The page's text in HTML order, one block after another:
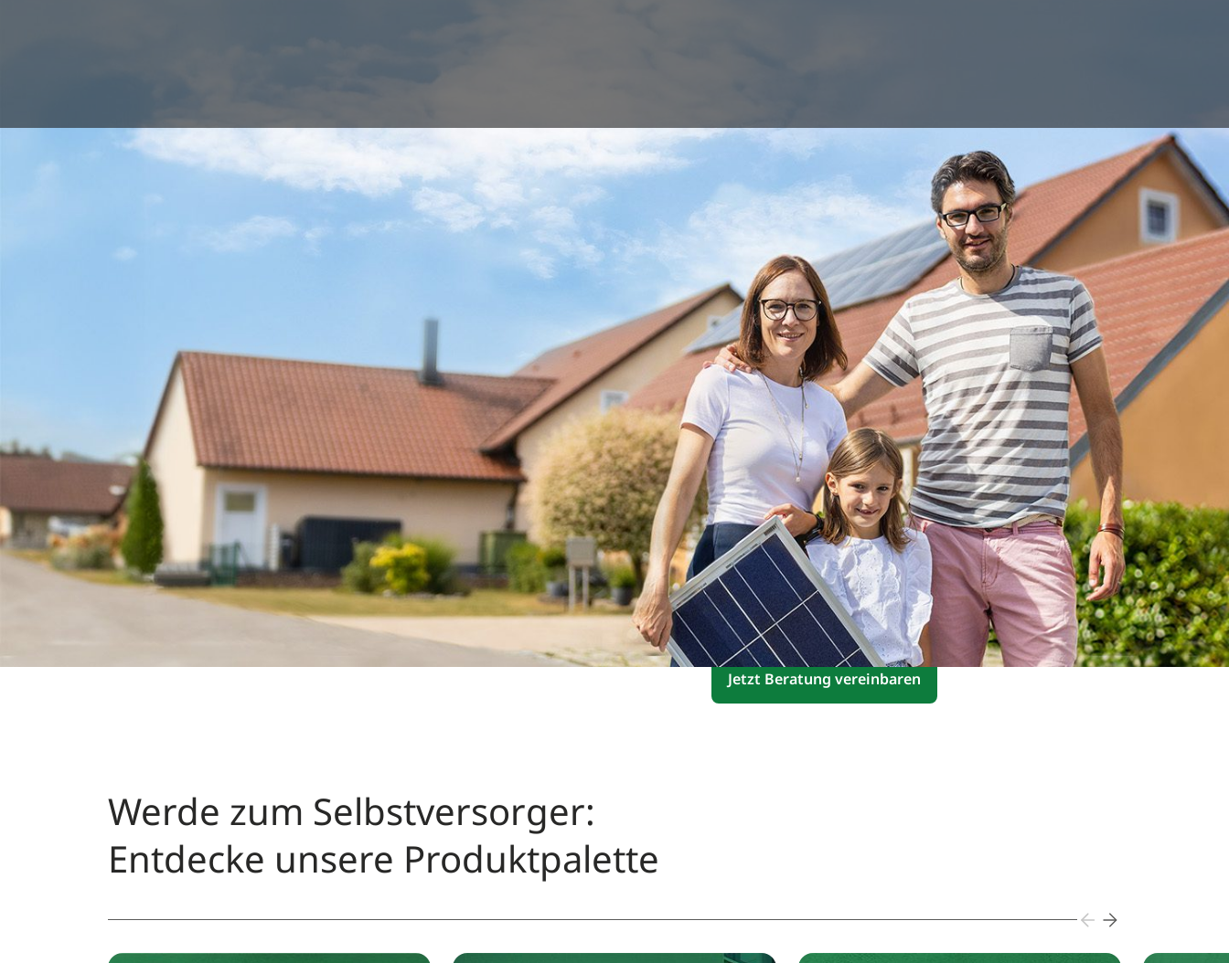
Dein Photovoltaik
Experte
aus Odenwald
Du möchtest eine nachhaltige Energieversorgung?
Ich bin Jörn Tramsen, Inhaber von enerix-Odenwald.
Bei uns bekommst Du Photovoltaikanlagen,
Stromspeicher und Wallboxen für dein Elektroauto,
alles aus einer Hand. Unser Fachbetrieb liefert
schlüsselfertige Lösungen für eine dezentrale
Energieversorgung im sonnenreichen Odenwald.
Profitiere von unserer Expertise und lass uns
gemeinsam die Energiezukunft gestalten!
Dein regionales enerix Team steht dir mit Freude zur
Seite.
Jetzt Beratung vereinbaren
Werde zum Selbstversorger:
Entdecke unsere Produktpalette